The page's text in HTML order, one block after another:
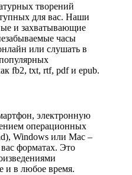
творений
для вас. Наши
и захватывающие
часы
или слушать в
fb2, txt, rtf, pdf и epub.
электронную
операционных
Windows или Mac –
форматах. Это
и в любое время.